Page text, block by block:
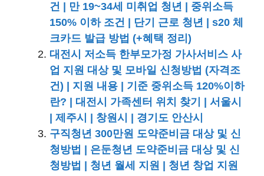
건 | 만 19~34세 미취업 청년 | 중위소득
150% 이하 조건 | 단기 근로 청년 | s20 체
크카드 발급 방법 (+혜택 정리)
대전시 저소득 한부모가정 가사서비스 사
업 지원 대상 및 모바일 신청방법 (자격조
건) | 지원 내용 | 기준 중위소득 120%이하
란? | 대전시 가족센터 위치 찾기 | 서울시
| 제주시 | 창원시 | 경기도 안산시
구직청년 300만원 도약준비금 대상 및 신
청방법 | 은둔청년 도약준비금 대상 및 신
청방법 | 청년 월세 지원 | 청년 창업 지원